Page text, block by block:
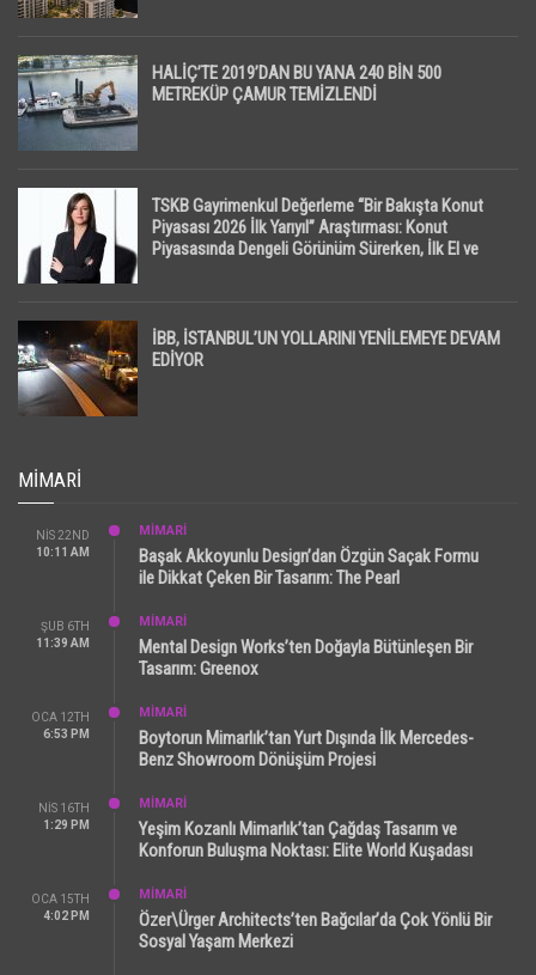
HALİÇ’TE 2019’DAN BU YANA 240 BİN 500
METREKÜP ÇAMUR TEMİZLENDİ
TSKB Gayrimenkul Değerleme “Bir Bakışta Konut
Piyasası 2026 İlk Yarıyıl” Araştırması: Konut
Piyasasında Dengeli Görünüm Sürerken, İlk El ve
İBB, İSTANBUL’UN YOLLARINI YENİLEMEYE DEVAM
EDİYOR
MIMARI
NIS 22ND
10:11 AM
MİMARİ
Başak Akkoyunlu Design’dan Özgün Saçak Formu
ile Dikkat Çeken Bir Tasarım: The Pearl
ŞUB 6TH
11:39 AM
MİMARİ
Mental Design Works’ten Doğayla Bütünleşen Bir
Tasarım: Greenox
OCA 12TH
6:53 PM
MİMARİ
Boytorun Mimarlık’tan Yurt Dışında İlk Mercedes-
Benz Showroom Dönüşüm Projesi
NIS 16TH
1:29 PM
MİMARİ
Yeşim Kozanlı Mimarlık’tan Çağdaş Tasarım ve
Konforun Buluşma Noktası: Elite World Kuşadası
OCA 15TH
4:02 PM
MİMARİ
Özer\Ürger Architects’ten Bağcılar’da Çok Yönlü Bir
Sosyal Yaşam Merkezi